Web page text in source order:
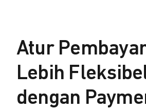
Atur
Lebih
dengan